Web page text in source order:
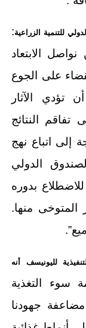
للتنمية الزراعية:
الابتعاد
على الجوع
أن تؤدي الآثار
تفاقم النتائج
إلى اتباع نهج
الدولي
للاضطلاع بدوره
المتوخى منها.
لليونيسف أنه
سوء التغذية
جهودنا